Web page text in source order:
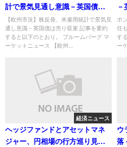
計で景気見通し意識－英国債は
売り収束
【欧州市況】株反発、米雇用統計で景気見
通し意識－英国債は売り収束 記事を要約
すると以下のとおり。 ブルームバーグ マ
ーケットニュース 【欧州...
進
ポ
任
す
ー
経済ニュース
ヘッジファンドとアセットマネ
ジャー、円相場の行方巡り見方
ウ
落